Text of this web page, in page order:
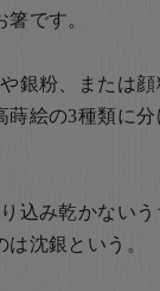
です。
銀粉、または顔
蒔絵の3種類に分
込み乾かないう
沈銀という。